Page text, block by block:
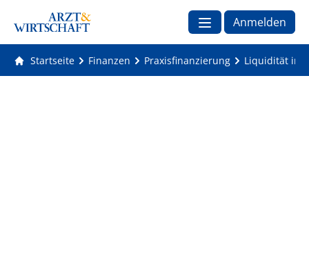
Anmelden
Startseite Finanzen Praxisfinanzierung Liquidität in